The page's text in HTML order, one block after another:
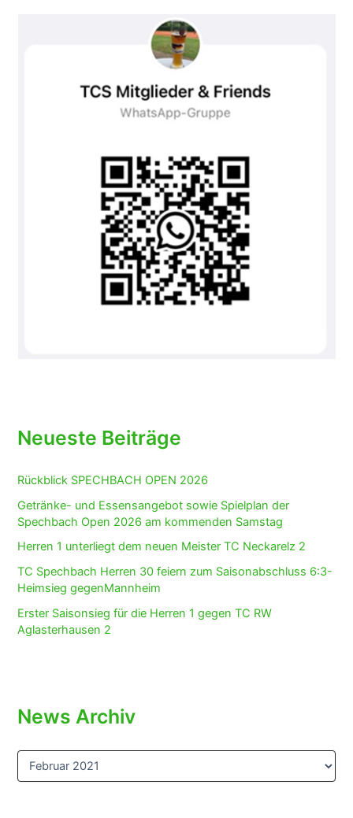
Neueste Beiträge
Rückblick SPECHBACH OPEN 2026
Getränke- und Essensangebot sowie Spielplan der
Spechbach Open 2026 am kommenden Samstag
Herren 1 unterliegt dem neuen Meister TC Neckarelz 2
TC Spechbach Herren 30 feiern zum Saisonabschluss 6:3-
Heimsieg gegenMannheim
Erster Saisonsieg für die Herren 1 gegen TC RW
Aglasterhausen 2
News Archiv
N